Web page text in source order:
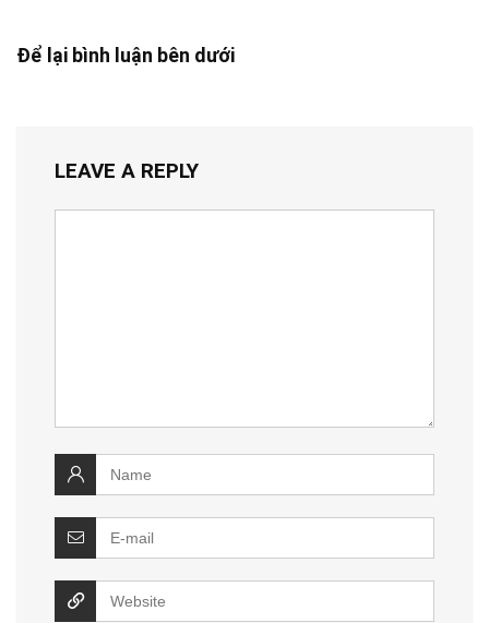
Để lại bình luận bên dưới
LEAVE A REPLY